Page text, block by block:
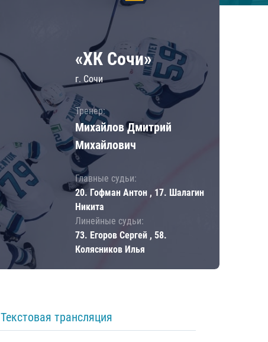
«ХК Сочи»
г. Сочи
Тренер:
Михайлов Дмитрий
Михайлович
Главные судьи:
20. Гофман Антон , 17. Шалагин
Никита
Линейные судьи:
73. Егоров Сергей , 58.
Колясников Илья
Текстовая трансляция